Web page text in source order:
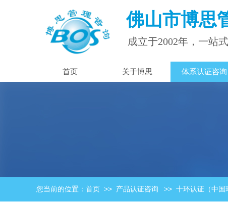
首页 >> 产品认证咨询 >> 十环认证（中国
您当前的位置：
佛山市博思
成立于2002年， 一站
首页 关于博思 体系认证咨询